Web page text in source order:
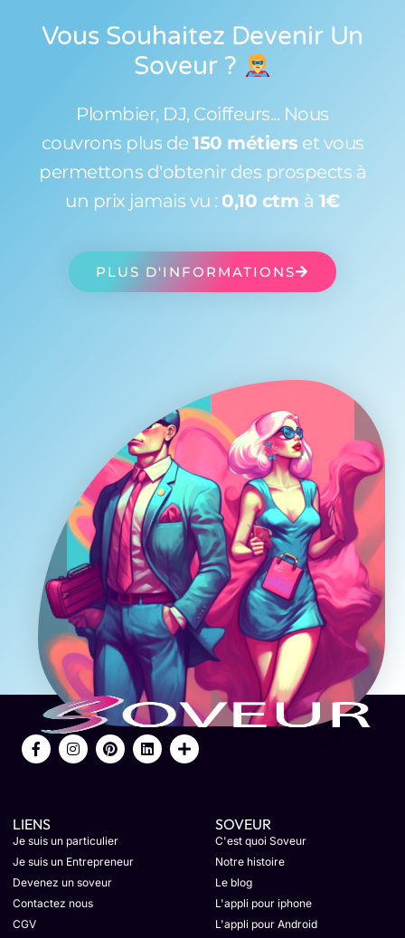
Vous Souhaitez Devenir Un
Soveur ?
Plombier, DJ, Coiffeurs... Nous
couvrons plus de 150 métiers et vous
permettons d'obtenir des prospects à
un prix jamais vu : 0,10 ctm à 1€
PLUS D'INFORMATIONS
LIENS
Je suis un particulier
Je suis un Entrepreneur
Devenez un soveur
Contactez nous
CGV
SOVEUR
C'est quoi Soveur
Notre histoire
Le blog
L'appli pour iphone
L'appli pour Android